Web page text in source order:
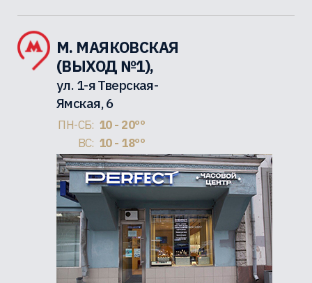
М. МАЯКОВСКАЯ
(ВЫХОД №1),
ул. 1-я Тверская-
Ямская, 6
ПН-СБ: 10 - 20ºº
ВС: 10 - 18ºº